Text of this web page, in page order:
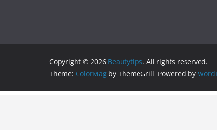
Copyright © 2026 Beautytips. All rights reserved.
Theme: ColorMag by ThemeGrill. Powered by